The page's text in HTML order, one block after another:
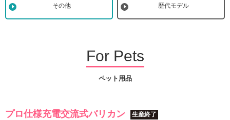
その他 歴代モデル
For Pets
ペット用品
プロ仕様充電交流式バリカン 生産終了